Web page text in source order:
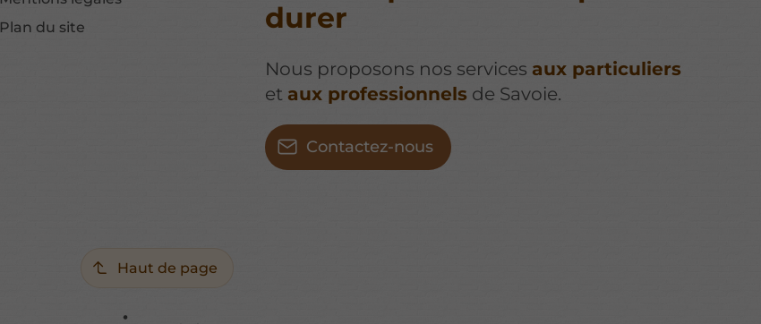
Plan du site
durer
Nous proposons nos services aux particuliers
et aux professionnels de Savoie.
Contactez-nous
Haut de page